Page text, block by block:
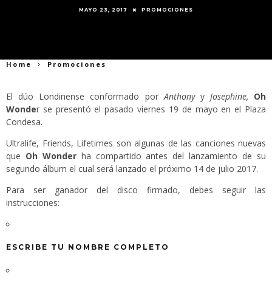
MAYO 23, 2017 PROMOCIONES
Home Promociones
El dúo Londinense conformado porAnthonyy Josephine, Oh
Wonder se presentó el pasado viernes 19 de mayo en el Plaza
Condesa.
Ultralife, Friends, Lifetimes son algunas de las canciones nuevas
que Oh Wonderha compartido antes del lanzamiento de su
segundo álbum el cual será lanzado el próximo 14 de julio 2017.
Para ser ganador del disco firmado, debes seguir las
instrucciones:
ESCRIBE TU NOMBRE COMPLETO